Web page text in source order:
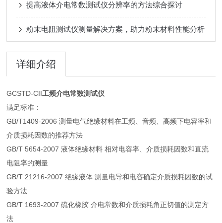
提高液体介电常数测试仪分辨率的方法综合探讨
粉末电阻测试仪测量解决方案，助力粉末材料性能分析
详细介绍
GCSTD-CII工频介电常数测试仪
满足标准：
GB/T1409-2006 测量电气绝缘材料在工频、音频、高频下电容率和
介质损耗因数的推荐方法
GB/T 5654-2007 液体绝缘材料 相对电容率、介质损耗因数和直流
电阻率的测量
GB/T 21216-2007 绝缘液体 测量电导和电容确定介质损耗因数的试
验方法
GB/T 1693-2007 硫化橡胶 介电常数和介质损耗角正切值的测定方
法